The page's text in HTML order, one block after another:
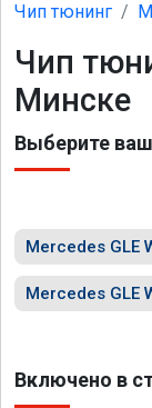
Чип тюнинг
Чип
Минске
Выберите
Mercedes GLE
Mercedes GLE
Включено в